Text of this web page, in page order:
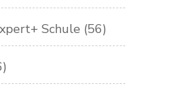
Schule (56)